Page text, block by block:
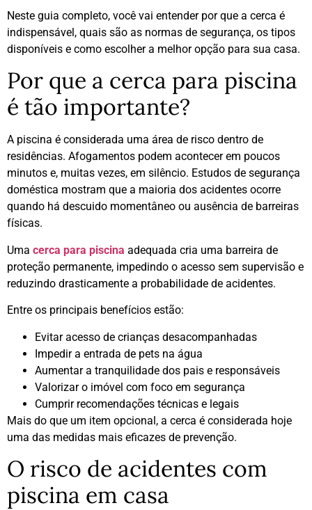
Neste guia completo, você vai entender por que a cerca é
indispensável, quais são as normas de segurança, os tipos
disponíveis e como escolher a melhor opção para sua casa.
Por que a cerca para piscina
é tão importante?
A piscina é considerada uma área de risco dentro de
residências. Afogamentos podem acontecer em poucos
minutos e, muitas vezes, em silêncio. Estudos de segurança
doméstica mostram que a maioria dos acidentes ocorre
quando há descuido momentâneo ou ausência de barreiras
físicas.
Uma cerca para piscina adequada cria uma barreira de
proteção permanente, impedindo o acesso sem supervisão e
reduzindo drasticamente a probabilidade de acidentes.
Entre os principais benefícios estão:
Evitar acesso de crianças desacompanhadas
Impedir a entrada de pets na água
Aumentar a tranquilidade dos pais e responsáveis
Valorizar o imóvel com foco em segurança
Cumprir recomendações técnicas e legais
Mais do que um item opcional, a cerca é considerada hoje
uma das medidas mais eficazes de prevenção.
O risco de acidentes com
piscina em casa